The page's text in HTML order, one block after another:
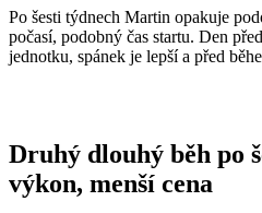
Po šesti týdnech Martin opakuje
počasí, podobný čas startu. Den
jednotku, spánek je lepší a před
Druhý dlouhý běh po
výkon, menší cena